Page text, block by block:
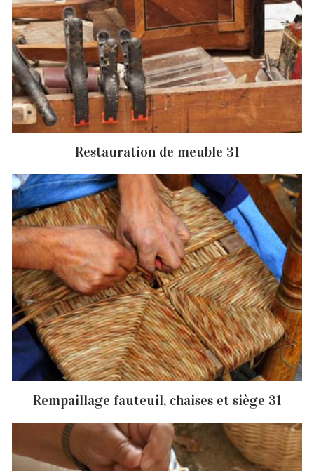
Restauration de meuble 31
Rempaillage fauteuil, chaises et siège 31